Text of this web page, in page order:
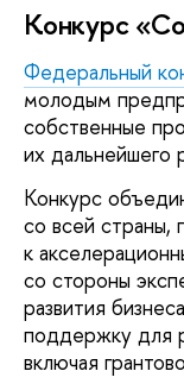
Конкурс
Федеральный
молодым
собственные
их дальнейшего
Конкурс
со всей страны,
к
со стороны
развития
поддержку для
включая